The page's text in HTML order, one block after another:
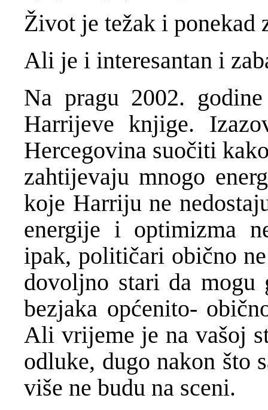
Život je težak i ponekad
Ali je i interesantan i
Na pragu 2002.
Harrijeve knjige.
Hercegovina suočiti
zahtijevaju mnogo
koje Harriju ne
energije i optimizma
ipak, političari obično
dovoljno stari da
bezjaka općenito- obič
Ali vrijeme je na vašoj
odluke, dugo nakon što
više ne budu na sceni.